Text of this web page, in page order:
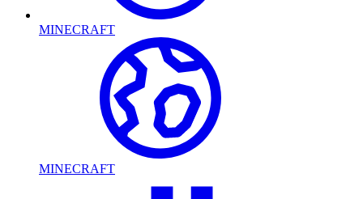
MINECRAFT
MINECRAFT